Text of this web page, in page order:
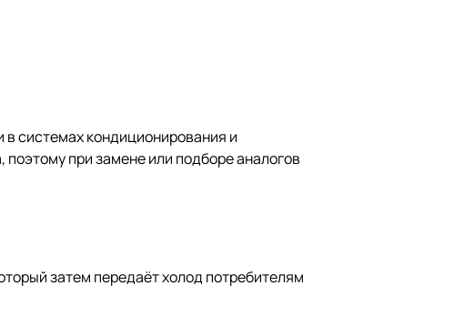
системах кондиционирования и
при замене или подборе аналогов
затем передаёт холод потребителям